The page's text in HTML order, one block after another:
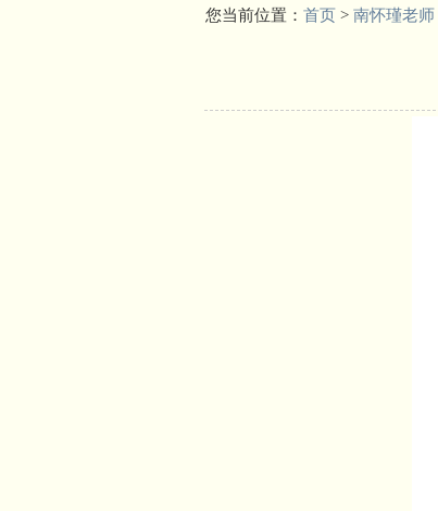
您当前位置： 首页 > 南怀瑾老师